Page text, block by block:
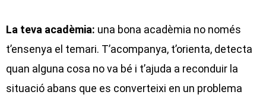
La teva acadèmia: una bona acadèmia no només
t’ensenya el temari. T’acompanya, t’orienta, detecta
quan alguna cosa no va bé i t’ajuda a reconduir la
situació abans que es converteixi en un problema